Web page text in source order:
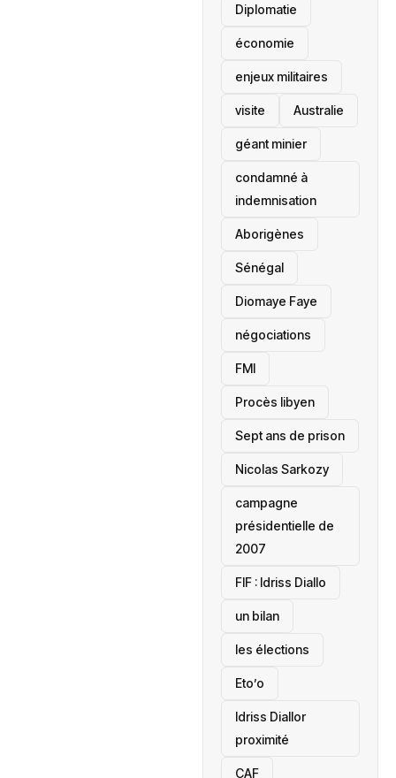
Diplomatie
économie
enjeux militaires
visite ‎Australie
géant minier
condamné à
indemnisation
Aborigènes
Sénégal
Diomaye Faye
négociations
FMI
Procès libyen
Sept ans de prison
Nicolas Sarkozy
campagne
présidentielle de
2007
‎FIF : Idriss Diallo
un bilan
les élections
Eto’o
Idriss Diallor
proximité
CAF